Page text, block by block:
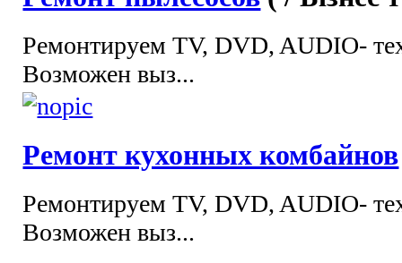
Ремонтируем TV, DVD, AUDIO-
Возможен выз...
Ремонт кухонных комбайнов
Ремонтируем TV, DVD, AUDIO-
Возможен выз...